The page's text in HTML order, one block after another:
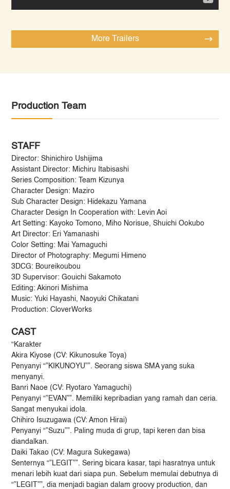
More Trailers
Production Team
STAFF
Director: Shinichiro Ushijima
Assistant Director: Michiru Itabisashi
Series Composition: Team Kizunya
Character Design: Maziro
Sub Character Design: Hidekazu Yamana
Character Design In Cooperation with: Levin Aoi
Art Setting: Kayoko Tomono, Miho Norisue, Shuichi Ookubo
Art Director: Eri Yamanashi
Color Setting: Mai Yamaguchi
Director of Photography: Megumi Himeno
3DCG: Boureikoubou
3D Supervisor: Gouichi Sakamoto
Editing: Akinori Mishima
Music: Yuki Hayashi, Naoyuki Chikatani
Production: CloverWorks
CAST
“Karakter
Akira Kiyose (CV: Kikunosuke Toya)
Penyanyi “”KIKUNOYU””. Seorang siswa SMA yang suka
menyanyi.
Banri Naoe (CV: Ryotaro Yamaguchi)
Penyanyi “”EVAN””. Memiliki kepribadian yang ramah dan ceria.
Sangat menyukai idola.
Chihiro Isuzugawa (CV: Amon Hirai)
Penyanyi “”Suzu””. Paling muda di grup, tapi keren dan bisa
diandalkan.
Daiki Takao (CV: Magura Sukegawa)
Senternya “”LEGIT””. Sering bicara kasar, tapi hasratnya untuk
menari lebih kuat dari siapa pun. Sebelum memulai debutnya di
“”LEGIT””, dia menjadi bagian dalam groovy production, dan